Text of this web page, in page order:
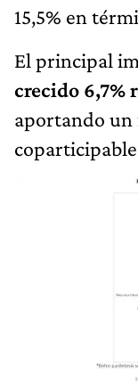
15,5% en
El principal
crecido 6,7%
aportando